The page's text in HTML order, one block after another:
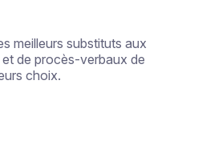
meilleurs substituts aux
de procès-verbaux de
choix.